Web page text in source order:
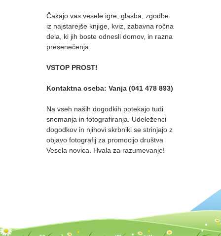
Čakajo vas vesele igre, glasba, zgodbe
iz najstarejše knjige, kviz, zabavna ročna
dela, ki jih boste odnesli domov, in razna
presenečenja.
VSTOP PROST!
Kontaktna oseba: Vanja (041 478 893)
Na vseh naših dogodkih potekajo tudi
snemanja in fotografiranja. Udeleženci
dogodkov in njihovi skrbniki se strinjajo z
objavo fotografij za promocijo društva
Vesela novica. Hvala za razumevanje!